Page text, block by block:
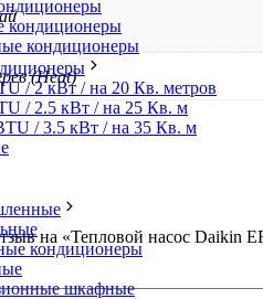
кондиционеры
кондиционеры
/ 2 кВт / на 20 Кв. метров
/ 2.5 кВт / на 25 Кв. м
/ 3.5 кВт / на 35 Кв. м
кондиционеры
шкафные
(Heat)
на «Тепловой насос Daikin